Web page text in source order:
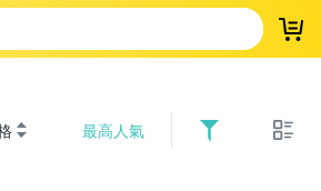
登
最高人氣